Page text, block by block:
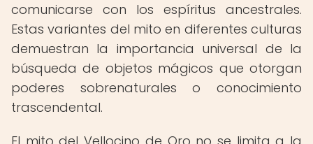
comunicarse con los espíritus ancestrales.
Estas variantes del mito en diferentes culturas
demuestran la importancia universal de la
búsqueda de objetos mágicos que otorgan
poderes sobrenaturales o conocimiento
trascendental.